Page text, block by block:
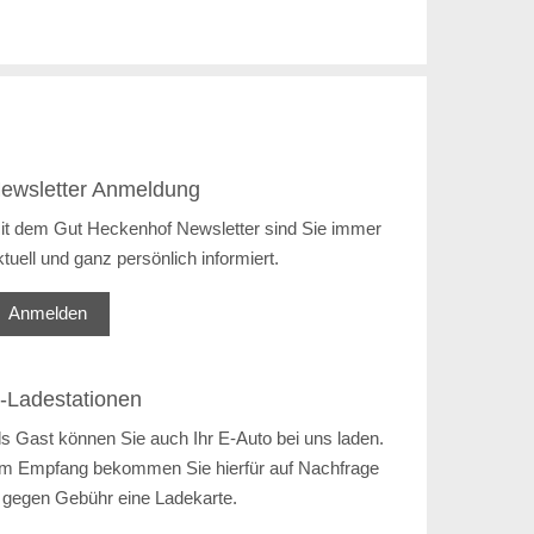
Anmeldung
dem Gut Heckenhof Newsletter sind Sie immer
und ganz persönlich informiert.
Anmelden
Ladestationen
Gast können Sie auch Ihr E-Auto bei uns laden.
Empfang bekommen Sie hierfür auf Nachfrage
Gebühr eine Ladekarte.